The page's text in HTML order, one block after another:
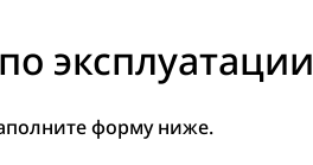
эксплуатации
форму ниже.